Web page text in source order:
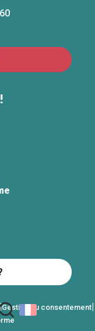
Gestion du consentement|